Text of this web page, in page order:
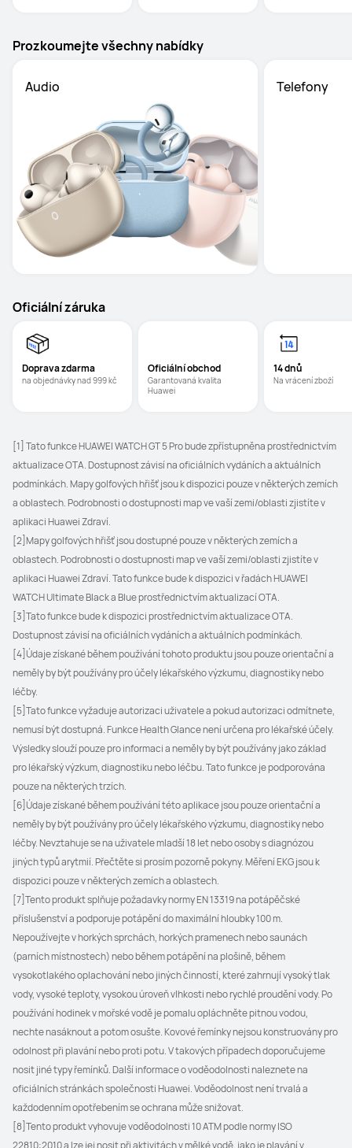
Prozkoumejte všechny nabídky
Audio Telefony
Oficiální záruka
Doprava zdarma
na objednávky nad 999 kč
Oficiální obchod
Garantovaná kvalita
Huawei
14 dnů
Na vrácení zboží
[1] Tato funkce HUAWEI WATCH GT 5 Pro bude zpřístupněna prostřednictvím
aktualizace OTA. Dostupnost závisí na oficiálních vydáních a aktuálních
podmínkách. Mapy golfových hřišť jsou k dispozici pouze v některých zemích
a oblastech. Podrobnosti o dostupnosti map ve vaší zemi/oblasti zjistíte v
aplikaci Huawei Zdraví.
[2]Mapy golfových hřišť jsou dostupné pouze v některých zemích a
oblastech. Podrobnosti o dostupnosti map ve vaší zemi/oblasti zjistíte v
aplikaci Huawei Zdraví. Tato funkce bude k dispozici v řadách HUAWEI
WATCH Ultimate Black a Blue prostřednictvím aktualizací OTA.
[3]Tato funkce bude k dispozici prostřednictvím aktualizace OTA.
Dostupnost závisí na oficiálních vydáních a aktuálních podmínkách.
[4]Údaje získané během používání tohoto produktu jsou pouze orientační a
neměly by být používány pro účely lékařského výzkumu, diagnostiky nebo
léčby.
[5]Tato funkce vyžaduje autorizaci uživatele a pokud autorizaci odmítnete,
nemusí být dostupná. Funkce Health Glance není určena pro lékařské účely.
Výsledky slouží pouze pro informaci a neměly by být používány jako základ
pro lékařský výzkum, diagnostiku nebo léčbu. Tato funkce je podporována
pouze na některých trzích.
[6]Údaje získané během používání této aplikace jsou pouze orientační a
neměly by být používány pro účely lékařského výzkumu, diagnostiky nebo
léčby. Nevztahuje se na uživatele mladší 18 let nebo osoby s diagnózou
jiných typů arytmií. Přečtěte si prosím pozorně pokyny. Měření EKG jsou k
dispozici pouze v některých zemích a oblastech.
[7]Tento produkt splňuje požadavky normy EN 13319 na potápěčské
příslušenství a podporuje potápění do maximální hloubky 100 m.
Nepoužívejte v horkých sprchách, horkých pramenech nebo saunách
(parních místnostech) nebo během potápění na plošině, během
vysokotlakého oplachování nebo jiných činností, které zahrnují vysoký tlak
vody, vysoké teploty, vysokou úroveň vlhkosti nebo rychlé proudění vody. Po
používání hodinek v mořské vodě je pomalu opláchněte pitnou vodou,
nechte nasáknout a potom osušte. Kovové řemínky nejsou konstruovány pro
odolnost při plavání nebo proti potu. V takových případech doporučujeme
nosit jiné typy řemínků. Další informace o voděodolnosti naleznete na
oficiálních stránkách společnosti Huawei. Voděodolnost není trvalá a
každodenním opotřebením se ochrana může snižovat.
[8]Tento produkt vyhovuje voděodolnosti 10 ATM podle normy ISO